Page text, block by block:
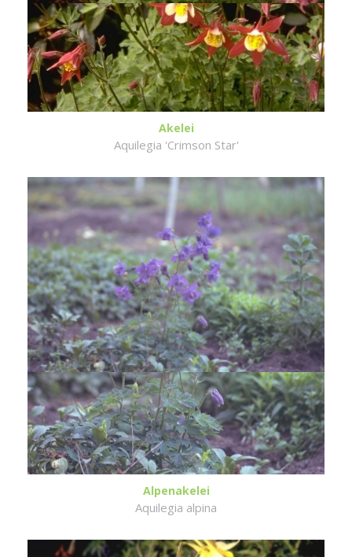
Akelei
Aquilegia 'Crimson Star'
Alpenakelei
Aquilegia alpina